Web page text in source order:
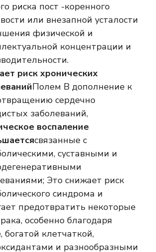
риска пост -коренного
или внезапной усталости
физической и
концентрации и
риск хронических
Полем В дополнение к
сердечно
заболеваний,
воспаление
связанные с
суставными и
Это снижает риск
синдрома и
предотвратить некоторые
особенно благодаря
богатой клетчаткой,
и разнообразными